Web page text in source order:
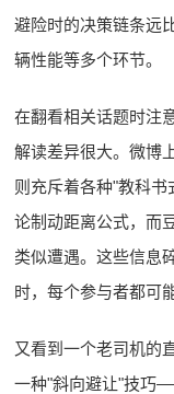
避险时的决策链条远
辆性能等多个环节。
在翻看相关话题时注
解读差异很大。微博
则充斥着各种"教科
论制动距离公式，而
类似遭遇。这些信息
时，每个参与者都可
又看到一个老司机的
一种"斜向避让"技巧